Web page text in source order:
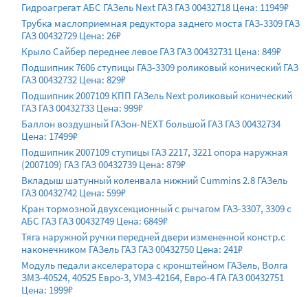
Гидроагрегат АБС ГАЗель Next ГАЗ ГАЗ 00432718 Цена: 11949₽
Трубка маслоприемная редуктора заднего моста ГАЗ-3309 ГАЗ
ГАЗ 00432729 Цена: 26₽
Крыло Сайбер переднее левое ГАЗ ГАЗ 00432731 Цена: 849₽
Подшипник 7606 ступицы ГАЗ-3309 роликовый конический ГАЗ
ГАЗ 00432732 Цена: 829₽
Подшипник 2007109 КПП ГАЗель Next роликовый конический
ГАЗ ГАЗ 00432733 Цена: 999₽
Баллон воздушный ГАЗон-NEXT большой ГАЗ ГАЗ 00432734
Цена: 17499₽
Подшипник 2007109 ступицы ГАЗ 2217, 3221 опора наружная
(2007109) ГАЗ ГАЗ 00432739 Цена: 879₽
Вкладыш шатунный коленвала нижний Cummins 2.8 ГАЗель
ГАЗ 00432742 Цена: 599₽
Кран тормозной двухсекционный с рычагом ГАЗ-3307, 3309 с
АБС ГАЗ ГАЗ 00432749 Цена: 6849₽
Тяга наружной ручки передней двери измененной констр.с
наконечником ГАЗель ГАЗ ГАЗ 00432750 Цена: 241₽
Модуль педали акселератора с кронштейном ГАЗель, Волга
ЗМЗ-40524, 40525 Евро-3, УМЗ-42164, Евро-4 ГА ГАЗ 00432751
Цена: 1999₽